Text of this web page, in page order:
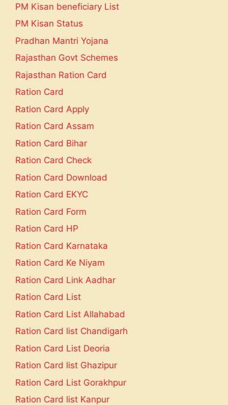
PM Kisan beneficiary List
PM Kisan Status
Pradhan Mantri Yojana
Rajasthan Govt Schemes
Rajasthan Ration Card
Ration Card
Ration Card Apply
Ration Card Assam
Ration Card Bihar
Ration Card Check
Ration Card Download
Ration Card EKYC
Ration Card Form
Ration Card HP
Ration Card Karnataka
Ration Card Ke Niyam
Ration Card Link Aadhar
Ration Card List
Ration Card List Allahabad
Ration Card list Chandigarh
Ration Card List Deoria
Ration Card list Ghazipur
Ration Card List Gorakhpur
Ration Card list Kanpur